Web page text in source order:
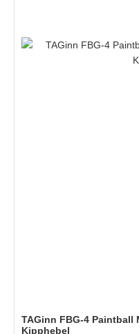
TAGinn FBG-4 Paintball
Kipphebel